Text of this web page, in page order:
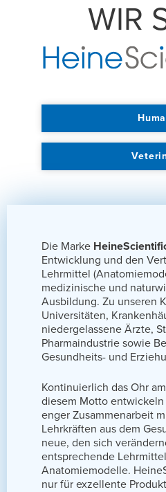
WIR
Die Marke
Entwicklung und den
Lehrmittel
medizinische und
Ausbildung. Zu unseren
Universitäten,
niedergelassene Ärzte,
Pharmaindustrie sowie
Gesundheits- und
Kontinuierlich das Ohr
diesem Motto
enger Zusammenarbeit
Lehrkräften aus dem
neue, den sich
entsprechende
Anatomiemodelle.
nur für exzellente